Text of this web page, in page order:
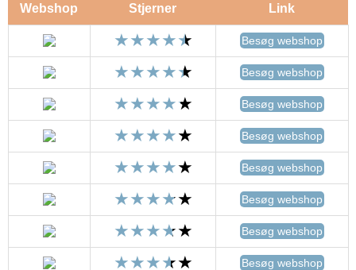
Webshop Stjerner Link
Besøg webshop
Besøg webshop
Besøg webshop
Besøg webshop
Besøg webshop
Besøg webshop
Besøg webshop
Besøg webshop